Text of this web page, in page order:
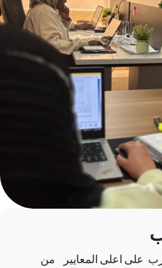
على اعلى المعايير من